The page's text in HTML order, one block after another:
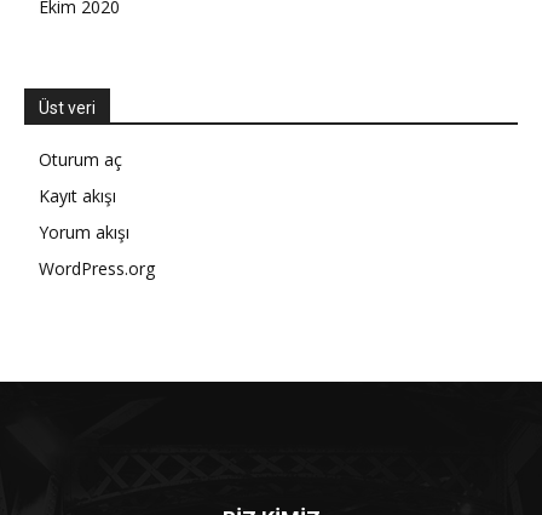
Ekim 2020
Üst veri
Oturum aç
Kayıt akışı
Yorum akışı
WordPress.org